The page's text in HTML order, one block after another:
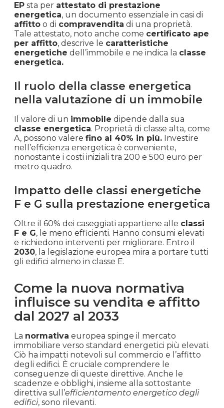
EP sta per attestato di prestazione
energetica, un documento essenziale in casi di
affitto o di compravendita di una proprietà.
Tale attestato, noto anche come certificato ape
per affitto, descrive le caratteristiche
energetiche dell’immobile e ne indica la classe
energetica.
Il ruolo della classe energetica
nella valutazione di un immobile
Il valore di un immobile dipende dalla sua
classe energetica. Proprietà di classe alta, come
A, possono valere fino al 40% in più. Investire
nell’efficienza energetica è conveniente,
nonostante i costi iniziali tra 200 e 500 euro per
metro quadro.
Impatto delle classi energetiche
F e G sulla prestazione energetica
Oltre il 60% dei caseggiati appartiene alle classi
F e G, le meno efficienti. Hanno consumi elevati
e richiedono interventi per migliorare. Entro il
2030, la legislazione europea mira a portare tutti
gli edifici almeno in classe E.
Come la nuova normativa
influisce su vendita e affitto
dal 2027 al 2033
La normativa europea spinge il mercato
immobiliare verso standard energetici più elevati.
Ciò ha impatti notevoli sul commercio e l’affitto
degli edifici. È cruciale comprendere le
conseguenze di queste direttive. Anche le
scadenze e obblighi, insieme alla sottostante
direttiva sull’efficientamento energetico degli
edifici, sono rilevanti.